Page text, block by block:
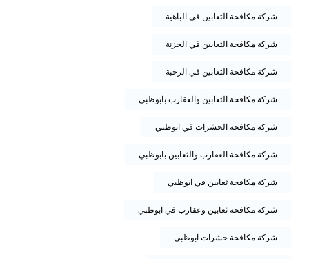
شركة مكافحة الثعابين في الباهية
شركة مكافحة الثعابين في الخزنة
شركة مكافحة الثعابين في الرحبة
شركة مكافحة الثعابين والعقارب بابوظبي
شركة مكافحة الحشرات في ابوظبي
شركة مكافحة العقارب والثعابين بابوظبي
شركة مكافحة ثعابين في ابوظبي
شركة مكافحة ثعابين وعقارب في ابوظبي
شركة مكافحة حشرات ابوظبي